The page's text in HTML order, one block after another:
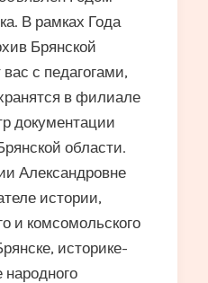
В рамках Года
Брянской
с педагогами,
в филиале
документации
области.
Александровне
истории,
и комсомольского
историке-
народного